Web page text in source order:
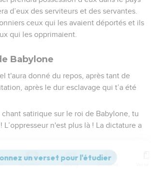
d’eux des serviteurs et des servantes.
ceux qui les avaient déportés et ils
qui les opprimaient.
Babylone
t'aura donné du repos, après tant de
après le dur esclavage qui t’a été
satirique sur le roi de Babylone, tu
L’oppresseur n'est plus là ! La dictature a
bâton des méchants, le gourdin des
Commentaires Strong